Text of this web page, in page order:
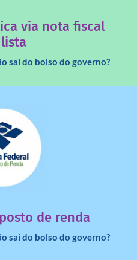
via nota fiscal
sai do bolso do governo?
de renda
sai do bolso do governo?
para o governo?
mais